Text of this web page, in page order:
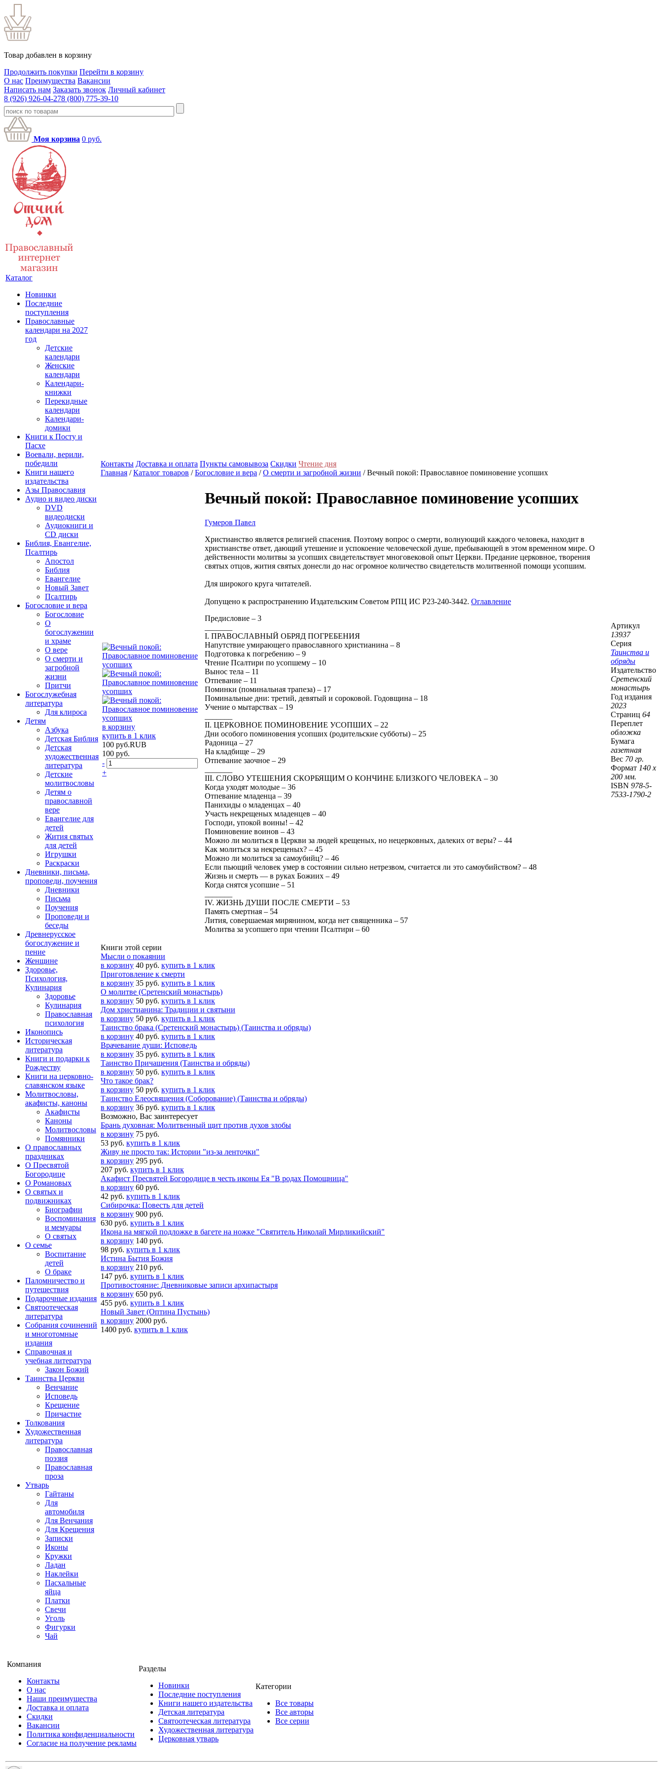
Товар добавлен в корзину
Продолжить покупки Перейти в корзину
О нас Преимущества Вакансии
Написать нам Заказать звонок Личный кабинет
8 (926) 926-04-278 (800) 775-39-10
Моя корзина 0 руб.
Каталог
Новинки
Последние
поступления
Православные
календари на 2027
год
Детские
календари
Женские
календари
Календари-
книжки
Перекидные
календари
Календари-
домики
Книги к Посту и
Пасхе
Воевали, верили,
победили
Книги нашего
издательства
Азы Православия
Аудио и видео диски
DVD
видеодиски
Аудиокниги и
CD диски
Библия, Евангелие,
Псалтирь
Апостол
Библия
Евангелие
Новый Завет
Псалтирь
Богословие и вера
Богословие
О
богослужении
и храме
О вере
О смерти и
загробной
жизни
Притчи
Богослужебная
литература
Для клироса
Детям
Азбука
Детская Библия
Детская
художественная
литература
Детские
молитвословы
Детям о
православной
вере
Евангелие для
детей
Жития святых
для детей
Игрушки
Раскраски
Дневники, письма,
проповеди, поучения
Дневники
Письма
Поучения
Проповеди и
беседы
Древнерусское
богослужение и
пение
Женщине
Здоровье,
Психология,
Кулинария
Здоровье
Кулинария
Православная
психология
Иконопись
Историческая
литература
Книги и подарки к
Рождеству
Книги на церковно-
славянском языке
Молитвословы,
акафисты, каноны
Акафисты
Каноны
Молитвословы
Помянники
О православных
праздниках
О Пресвятой
Богородице
О Романовых
О святых и
подвижниках
Биографии
Воспоминания
и мемуары
О святых
О семье
Воспитание
детей
О браке
Паломничество и
путешествия
Подарочные издания
Святоотеческая
литература
Собрания сочинений
и многотомные
издания
Справочная и
учебная литература
Закон Божий
Таинства Церкви
Венчание
Исповедь
Крещение
Причастие
Толкования
Художественная
литература
Православная
поэзия
Православная
проза
Утварь
Гайтаны
Для
автомобиля
Для Венчания
Для Крещения
Записки
Иконы
Кружки
Ладан
Наклейки
Пасхальные
яйца
Платки
Свечи
Уголь
Фигурки
Чай
Контакты Доставка и оплата Пункты самовывоза Скидки Чтение дня
Главная /Каталог товаров /Богословие и вера /О смерти и загробной жизни / Вечный покой: Православное поминовение усопших
в корзину
купить в 1 клик
100 руб.RUB
100 руб.
-
+
Вечный покой: Православное поминовение усопших
Гумеров Павел
Христианство является религией спасения. Поэтому вопрос о смерти, волнующий каждого человека, находит в
христианстве ответ, дающий утешение и успокоение человеческой душе, пребывающей в этом временном мире. О
действенности молитвы за усопших свидетельствует многовековой опыт Церкви. Предание церковное, творения
святых отцов, жития святых донесли до нас огромное количество свидетельств молитвенной помощи усопшим.
Для широкого круга читателей.
Допущено к распространению Издательским Советом РПЦ ИС Р23-240-3442. Оглавление
Предисловие – 3
I. ПРАВОСЛАВНЫЙ ОБРЯД ПОГРЕБЕНИЯ
Напутствие умирающего православного христианина – 8
Подготовка к погребению – 9
Чтение Псалтири по усопшему – 10
Вынос тела – 11
Отпевание – 11
Поминки (поминальная трапеза) – 17
Поминальные дни: третий, девятый и сороковой. Годовщина – 18
Учение о мытарствах – 19
II. ЦЕРКОВНОЕ ПОМИНОВЕНИЕ УСОПШИХ – 22
Дни особого поминовения усопших (родительские субботы) – 25
Радоница – 27
На кладбище – 29
Отпевание заочное – 29
III. СЛОВО УТЕШЕНИЯ СКОРБЯЩИМ О КОНЧИНЕ БЛИЗКОГО ЧЕЛОВЕКА – 30
Когда уходят молодые – 36
Отпевание младенца – 39
Панихиды о младенцах – 40
Участь некрещеных младенцев – 40
Господи, упокой воины! – 42
Поминовение воинов – 43
Можно ли молиться в Церкви за людей крещеных, но нецерковных, далеких от веры? – 44
Как молиться за некрещеных? – 45
Можно ли молиться за самоубийц? – 46
Если пьющий человек умер в состоянии сильно нетрезвом, считается ли это самоубийством? – 48
Жизнь и смерть — в руках Божиих – 49
Когда снятся усопшие – 51
IV. ЖИЗНЬ ДУШИ ПОСЛЕ СМЕРТИ – 53
Память смертная – 54
Лития, совершаемая мирянином, когда нет священника – 57
Молитва за усопшего при чтении Псалтири – 60
Артикул
13937
Серия
Таинства и
обряды
Издательство
Сретенский
монастырь
Год издания
2023
Страниц 64
Переплет
обложка
Бумага
газетная
Вес 70 гр.
Формат 140 х
200 мм.
ISBN 978-5-
7533-1790-2
Книги этой серии
Мысли о покаянии
в корзину 40 руб. купить в 1 клик
Приготовление к смерти
в корзину 35 руб. купить в 1 клик
О молитве (Сретенский монастырь)
в корзину 50 руб. купить в 1 клик
Дом христианина: Традиции и святыни
в корзину 50 руб. купить в 1 клик
Таинство брака (Сретенский монастырь) (Таинства и обряды)
в корзину 40 руб. купить в 1 клик
Врачевание души: Исповедь
в корзину 35 руб. купить в 1 клик
Таинство Причащения (Таинства и обряды)
в корзину 50 руб. купить в 1 клик
Что такое брак?
в корзину 50 руб. купить в 1 клик
Таинство Елеосвящения (Соборование) (Таинства и обряды)
в корзину 36 руб. купить в 1 клик
Возможно, Вас заинтересует
Брань духовная: Молитвенный щит против духов злобы
в корзину 75 руб.
53 руб. купить в 1 клик
Живу не просто так: Истории "из-за ленточки"
в корзину 295 руб.
207 руб. купить в 1 клик
Акафист Пресвятей Богородице в честь иконы Ея "В родах Помощница"
в корзину 60 руб.
42 руб. купить в 1 клик
Сибирочка: Повесть для детей
в корзину 900 руб.
630 руб. купить в 1 клик
Икона на мягкой подложке в багете на ножке "Святитель Николай Мирликийский"
в корзину 140 руб.
98 руб. купить в 1 клик
Истина Бытия Божия
в корзину 210 руб.
147 руб. купить в 1 клик
Противостояние: Дневниковые записи архипастыря
в корзину 650 руб.
455 руб. купить в 1 клик
Новый Завет (Оптина Пустынь)
в корзину 2000 руб.
1400 руб. купить в 1 клик
Компания
Контакты
О нас
Наши преимущества
Доставка и оплата
Скидки
Вакансии
Политика конфиденциальности
Согласие на получение рекламы
Разделы
Новинки
Последние поступления
Книги нашего издательства
Детская литература
Святоотеческая литература
Художественная литература
Церковная утварь
Категории
Все товары
Все авторы
Все серии